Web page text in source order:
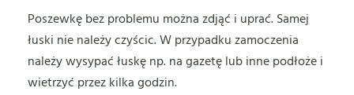
Poszewkę bez problemu można zdjąć i uprać. Samej
łuski nie należy czyścic. W przypadku zamoczenia
należy wysypać łuskę np. na gazetę lub inne podłoże i
wietrzyć przez kilka godzin.